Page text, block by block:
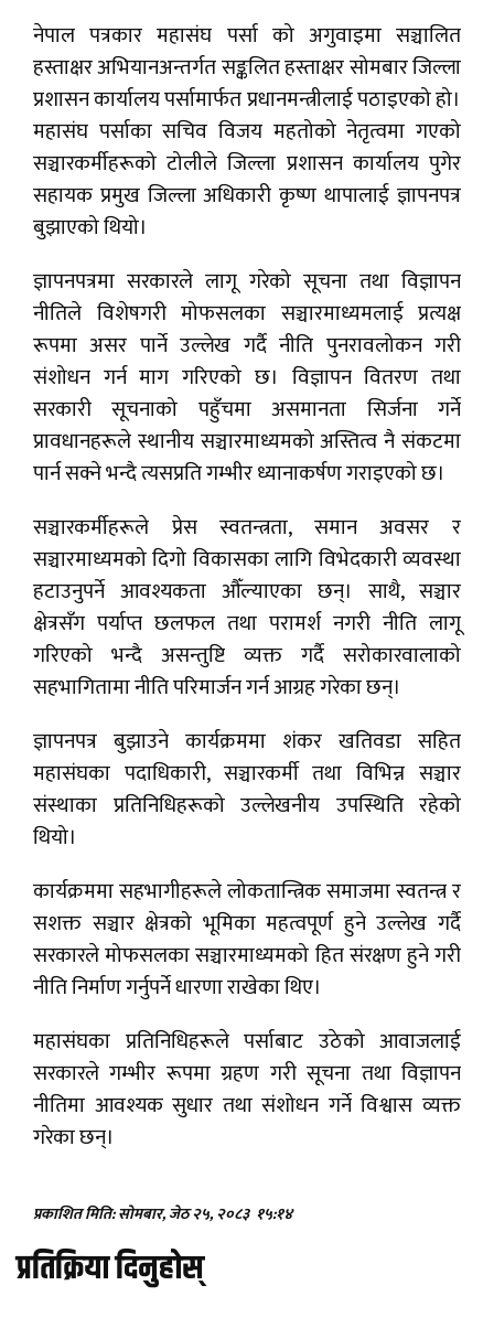
नेपाल पत्रकार महासंघ पर्सा को अगुवाइमा सञ्चालित
हस्ताक्षर अभियानअन्तर्गत सङ्कलित हस्ताक्षर सोमबार जिल्ला
प्रशासन कार्यालय पर्सामार्फत प्रधानमन्त्रीलाई पठाइएको हो।
महासंघ पर्साका सचिव विजय महतोको नेतृत्वमा गएको
सञ्चारकर्मीहरूको टोलीले जिल्ला प्रशासन कार्यालय पुगेर
सहायक प्रमुख जिल्ला अधिकारी कृष्ण थापालाई ज्ञापनपत्र
बुझाएको थियो।
ज्ञापनपत्रमा सरकारले लागू गरेको सूचना तथा विज्ञापन
नीतिले विशेषगरी मोफसलका सञ्चारमाध्यमलाई प्रत्यक्ष
रूपमा असर पार्ने उल्लेख गर्दै नीति पुनरावलोकन गरी
संशोधन गर्न माग गरिएको छ। विज्ञापन वितरण तथा
सरकारी सूचनाको पहुँचमा असमानता सिर्जना गर्ने
प्रावधानहरूले स्थानीय सञ्चारमाध्यमको अस्तित्व नै संकटमा
पार्न सक्ने भन्दै त्यसप्रति गम्भीर ध्यानाकर्षण गराइएको छ।
सञ्चारकर्मीहरूले प्रेस स्वतन्त्रता, समान अवसर र
सञ्चारमाध्यमको दिगो विकासका लागि विभेदकारी व्यवस्था
हटाउनुपर्ने आवश्यकता औँल्याएका छन्। साथै, सञ्चार
क्षेत्रसँग पर्याप्त छलफल तथा परामर्श नगरी नीति लागू
गरिएको भन्दै असन्तुष्टि व्यक्त गर्दै सरोकारवालाको
सहभागितामा नीति परिमार्जन गर्न आग्रह गरेका छन्।
ज्ञापनपत्र बुझाउने कार्यक्रममा शंकर खतिवडा सहित
महासंघका पदाधिकारी, सञ्चारकर्मी तथा विभिन्न सञ्चार
संस्थाका प्रतिनिधिहरूको उल्लेखनीय उपस्थिति रहेको
थियो।
कार्यक्रममा सहभागीहरूले लोकतान्त्रिक समाजमा स्वतन्त्र र
सशक्त सञ्चार क्षेत्रको भूमिका महत्वपूर्ण हुने उल्लेख गर्दै
सरकारले मोफसलका सञ्चारमाध्यमको हित संरक्षण हुने गरी
नीति निर्माण गर्नुपर्ने धारणा राखेका थिए।
महासंघका प्रतिनिधिहरूले पर्साबाट उठेको आवाजलाई
सरकारले गम्भीर रूपमा ग्रहण गरी सूचना तथा विज्ञापन
नीतिमा आवश्यक सुधार तथा संशोधन गर्ने विश्वास व्यक्त
गरेका छन्।
प्रकाशित मिति: सोमबार, जेठ २५, २०८३ १५:१४
प्रतिक्रिया दिनुहोस्